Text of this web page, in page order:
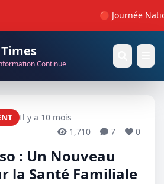
🔴 Journée
Continue
Il y a 10 mois
1,710
7 0
: Un Nouveau
la Santé Familiale